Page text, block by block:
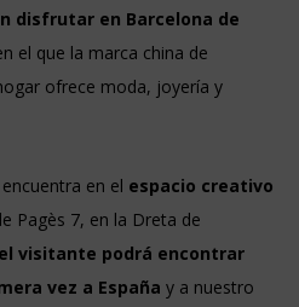
disfrutar en Barcelona de
el que la marca china de
ofrece moda, joyería y
en el espacio creativo
Pagès 7, en la Dreta de
visitante podrá encontrar
vez a España y a nuestro